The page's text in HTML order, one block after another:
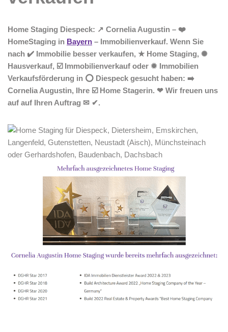
Home Staging Diespeck: ↗️ Cornelia Augustin – ❤️
HomeStaging in Bayern – Immobilienverkauf. Wenn Sie
nach ✔️ Immobilie besser verkaufen, ★ Home Staging, ✺
Hausverkauf, ☑️ Immobilienverkauf oder ✹ Immobilien
Verkaufsförderung in ⭕ Diespeck gesucht haben: ➡️
Cornelia Augustin, Ihre ☑️ Home Stagerin. ❤ Wir freuen uns
auf auf Ihren Auftrag ✉ ✔.